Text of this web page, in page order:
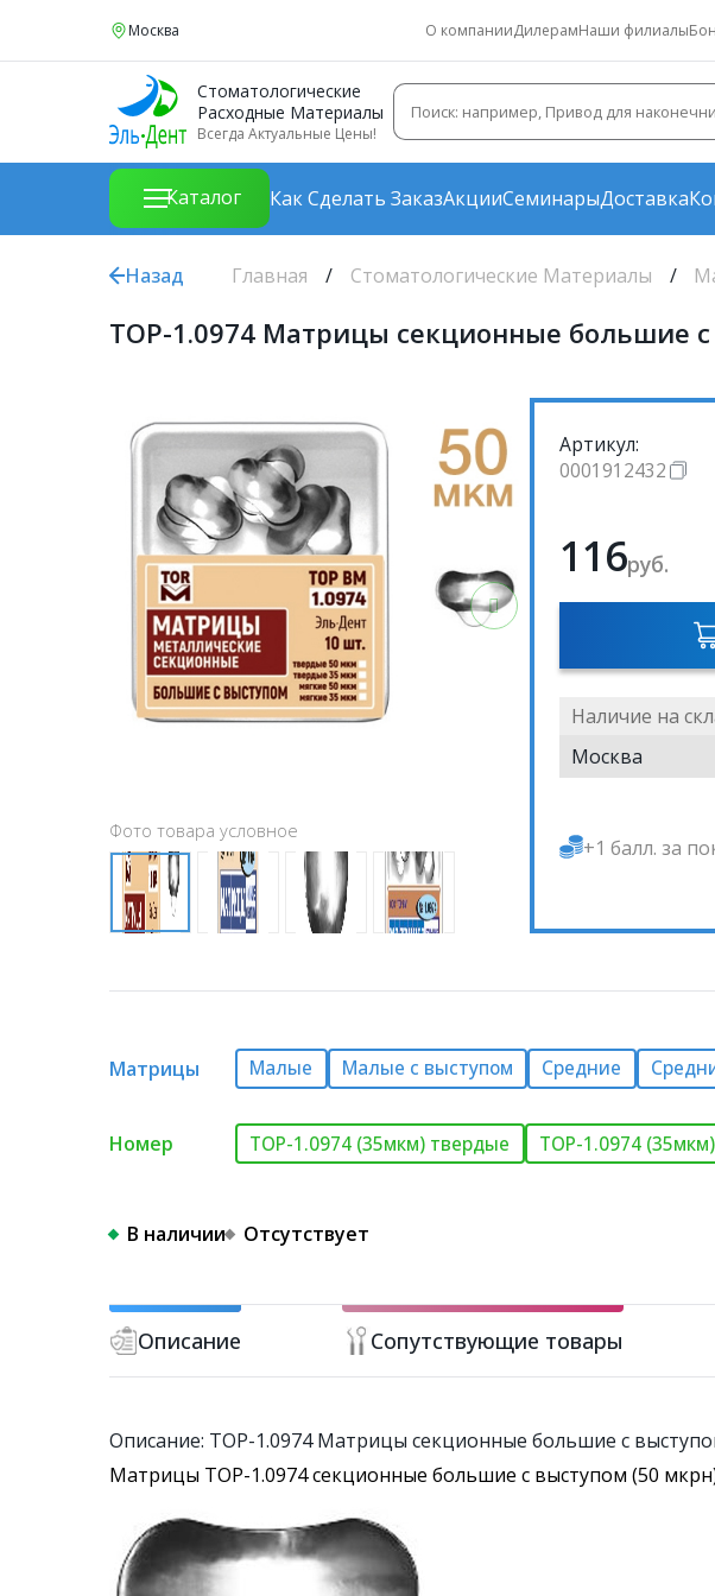
Москва О компанииДилерамНаши филиалы
Стоматологические
Расходные Материалы
Всегда Актуальные Цены!
Каталог Как Сделать ЗаказАкцииСеминарыДоставка
Назад Главная Стоматологические Материалы
ТОР-1.0974 Матрицы секционные большие
Фото товара условное
Артикул:
0001912432
116руб.
Наличие на
Москва
+1 балл. за
Матрицы Малые Малые с выступом Средние
Номер ТОР-1.0974 (35мкм) твердые ТОР-1.0974
В наличии Отсутствует
Описание Сопутствующие товары
Описание: ТОР-1.0974 Матрицы секционные большие с
Матрицы ТОР-1.0974 секционные большие с выступом (50